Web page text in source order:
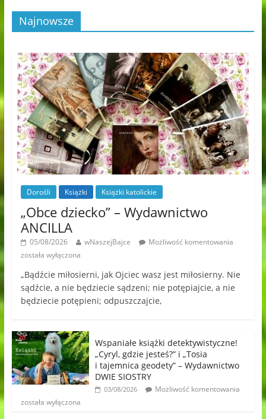
Najnowsze
Dorośli Książki Książki katolickie
„Obce dziecko” – Wydawnictwo
ANCILLA
05/08/2026 wNaszejBajce
Możliwość komentowania
została wyłączona
„Bądźcie miłosierni, jak Ojciec wasz jest miłosierny. Nie
sądźcie, a nie będziecie sądzeni; nie potępiajcie, a nie
będziecie potępieni; odpuszczajcie,
Wspaniałe książki detektywistyczne!
„Cyryl, gdzie jesteś?” i „Tosia
i tajemnica geodety” – Wydawnictwo
DWIE SIOSTRY
03/08/2026
Możliwość komentowania
została wyłączona